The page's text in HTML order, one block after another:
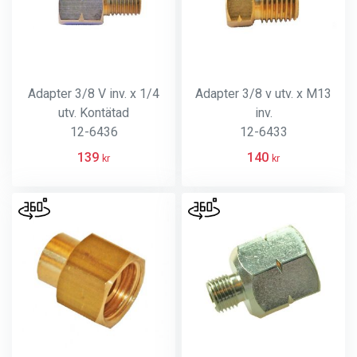
Adapter 3/8 V inv. x 1/4
utv. Kontätad
12-6436
139 kr
Adapter 3/8 v utv. x M13
inv.
12-6433
140 kr